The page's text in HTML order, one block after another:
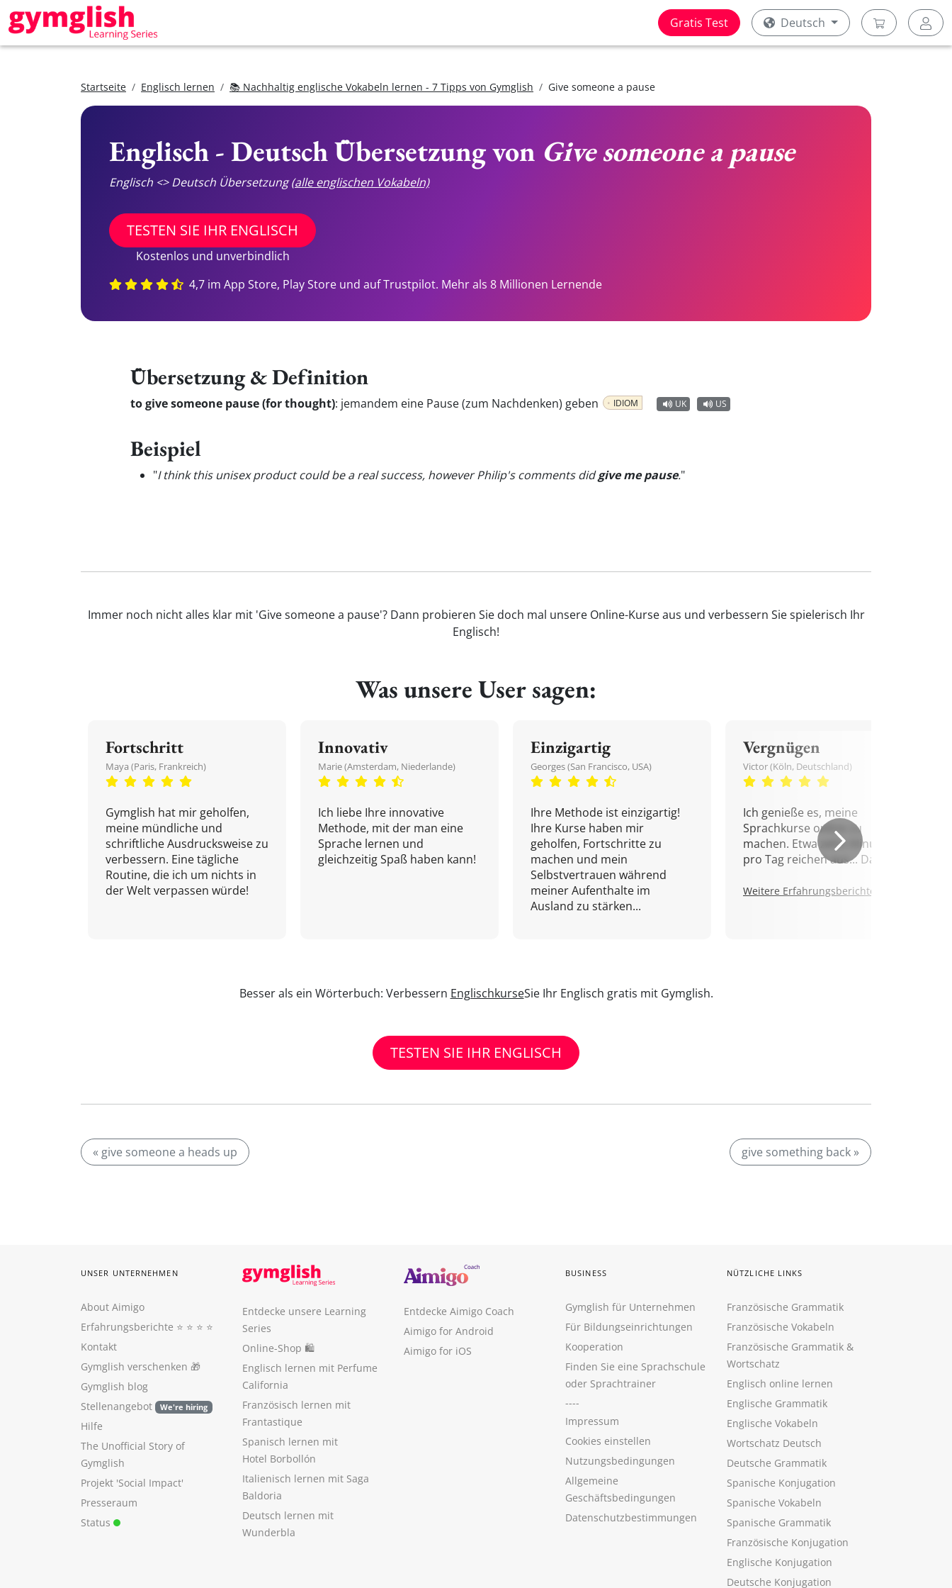
Gratis Test Deutsch
Startseite Englisch lernen 📚 Nachhaltig englische Vokabeln lernen - 7 Tipps von Gymglish Give someone a pause
Englisch - Deutsch Übersetzung von Give someone a pause
Englisch <> Deutsch Übersetzung(alle englischen Vokabeln)
TESTEN SIE IHR ENGLISCH
Kostenlos und unverbindlich
4,7 im App Store, Play Store und auf Trustpilot. Mehr als 8 Millionen Lernende
Übersetzung & Definition
to give someone pause (for thought): jemandem eine Pause (zum Nachdenken) geben IDIOM UK US
Beispiel
"I think this unisex product could be a real success, however Philip's comments didgive me pause."
Immer noch nicht alles klar mit 'Give someone a pause'? Dann probieren Sie doch mal unsere Online-Kurse aus und verbessern Sie spielerisch Ihr
Englisch!
Was unsere User sagen:
Fortschritt
Maya (Paris, Frankreich)
Gymglish hat mir geholfen,
meine mündliche und
schriftliche Ausdrucksweise zu
verbessern. Eine tägliche
Routine, die ich um nichts in
der Welt verpassen würde!
Innovativ
Marie (Amsterdam, Niederlande)
Ich liebe Ihre innovative
Methode, mit der man eine
Sprache lernen und
gleichzeitig Spaß haben kann!
Einzigartig
Georges (San Francisco, USA)
Ihre Methode ist einzigartig!
Ihre Kurse haben mir
geholfen, Fortschritte zu
machen und mein
Selbstvertrauen während
meiner Aufenthalte im
Ausland zu stärken...
Vergnügen
Victor (Köln, Deutschland)
Ich genieße es, meine
Sprachkurse online zu
machen. Etwa zehn Minuten
pro Tag reichen aus... Danke!
Weitere Erfahrungsberichte.
Besser als ein Wörterbuch: Verbessern EnglischkurseSie Ihr Englisch gratis mit Gymglish.
TESTEN SIE IHR ENGLISCH
« give someone a heads up give something back »
UNSER UNTERNEHMEN
About Aimigo
Erfahrungsberichte ⭐️ ⭐️ ⭐️ ⭐️
Kontakt
Gymglish verschenken 🎁
Gymglish blog
Stellenangebot
We're hiring
Hilfe
The Unofficial Story of
Gymglish
Projekt 'Social Impact'
Presseraum
Status
Entdecke unsere Learning
Series
Online-Shop 🛍
Englisch lernen mit Perfume
California
Französisch lernen mit
Frantastique
Spanisch lernen mit
Hotel Borbollón
Italienisch lernen mit Saga
Baldoria
Deutsch lernen mit
Wunderbla
Entdecke Aimigo Coach
Aimigo for Android
Aimigo for iOS
BUSINESS
Gymglish für Unternehmen
Für Bildungseinrichtungen
Kooperation
Finden Sie eine Sprachschule
oder Sprachtrainer
----
Impressum
Cookies einstellen
Nutzungsbedingungen
Allgemeine
Geschäftsbedingungen
Datenschutzbestimmungen
NÜTZLICHE LINKS
Französische Grammatik
Französische Vokabeln
Französische Grammatik &
Wortschatz
Englisch online lernen
Englische Grammatik
Englische Vokabeln
Wortschatz Deutsch
Deutsche Grammatik
Spanische Konjugation
Spanische Vokabeln
Spanische Grammatik
Französische Konjugation
Englische Konjugation
Deutsche Konjugation